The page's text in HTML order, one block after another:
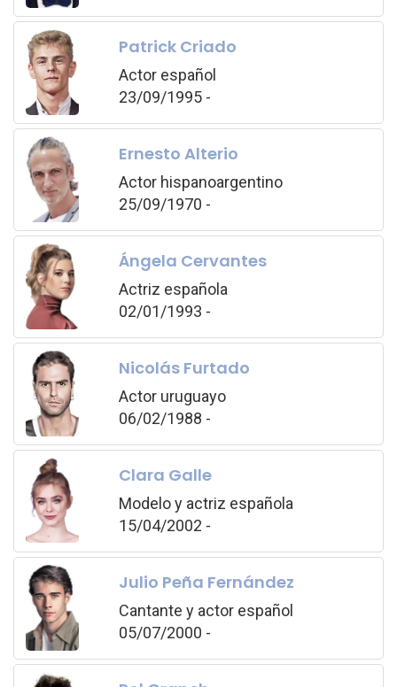
Patrick Criado
Actor español
23/09/1995 -
Ernesto Alterio
Actor hispanoargentino
25/09/1970 -
Ángela Cervantes
Actriz española
02/01/1993 -
Nicolás Furtado
Actor uruguayo
06/02/1988 -
Clara Galle
Modelo y actriz española
15/04/2002 -
Julio Peña Fernández
Cantante y actor español
05/07/2000 -